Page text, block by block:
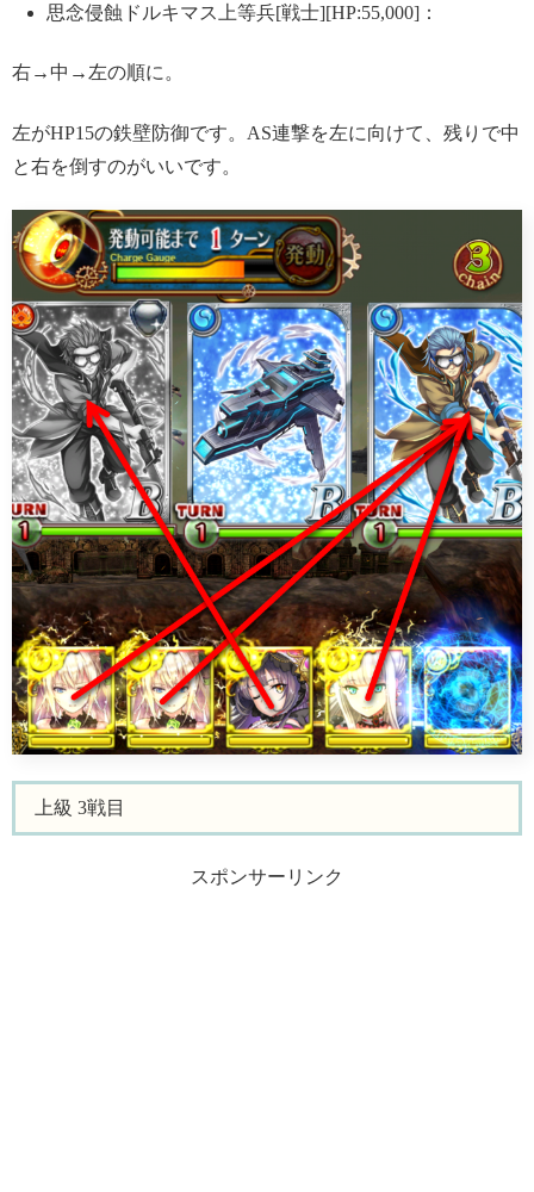
思念侵蝕ドルキマス上等兵[戦士][HP:55,000]：
右→中→左の順に。
左がHP15の鉄壁防御です。AS連撃を左に向けて、残りで中
と右を倒すのがいいです。
上級 3戦目
スポンサーリンク